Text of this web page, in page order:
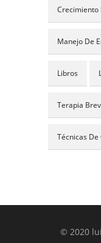
Crecimiento
Manejo De
Libros
Terapia
Técnicas
© 2020